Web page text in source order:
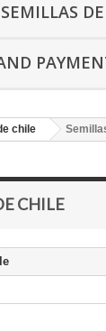
SEMILLAS
chile
CHILE